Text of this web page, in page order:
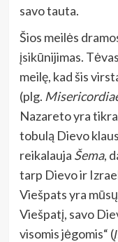
savo tauta.
Šios meilės
įsikūnijimas.
meilę, kad šis
(plg.
Nazareto yra
tobulą Dievo
reikalauja Šema,
tarp Dievo ir
Viešpats yra
Viešpatį, savo
visomis jėgomis“ (